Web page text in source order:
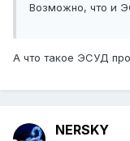
Возможно, что и
А что такое ЭСУД
NERSKY